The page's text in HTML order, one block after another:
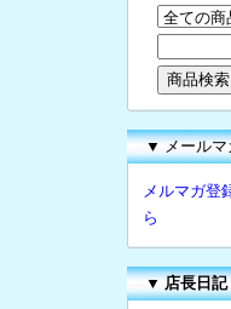
▼ メールマ
メルマガ登
ら
▼ 店長日記